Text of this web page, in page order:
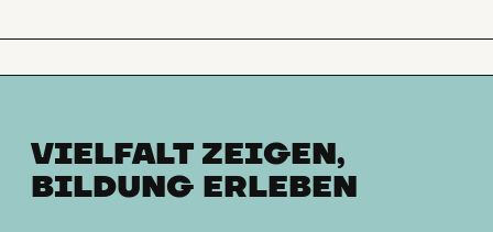
VIELFALT ZEIGEN,
BILDUNG ERLEBEN